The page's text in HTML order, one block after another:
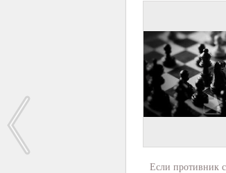
Если противник